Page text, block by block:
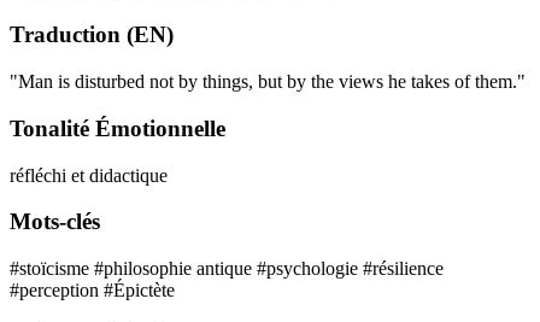
Traduction (EN)
"Man is disturbed not by things, but by the views he takes of them."
Tonalité Émotionnelle
réfléchi et didactique
Mots-clés
#stoïcisme #philosophie antique #psychologie #résilience
#perception #Épictète